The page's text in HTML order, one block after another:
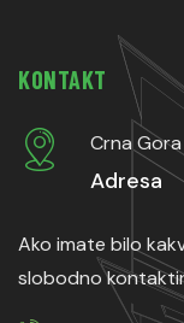
KONTAKT
Crna Gora
Adresa
Ako imate bilo
slobodno